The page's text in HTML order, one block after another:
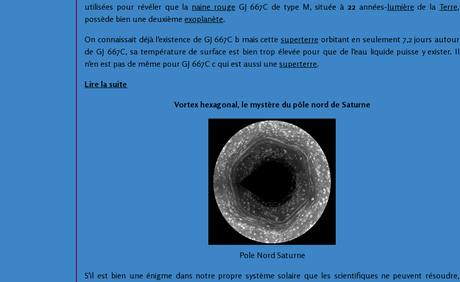
utilisées pour révéler que la naine rouge GJ 667C de type M, située à 22années-lumière de la Terre,
possède bien une deuxièmeexoplanète.
On connaissait déjà l’existence de GJ 667C b mais cette superterre orbitant en seulement 7,2 jours autour
de GJ 667C, sa température de surface est bien trop élevée pour que de l’eau liquide puisse y exister. Il
n’en est pas de même pour GJ 667C c qui est aussi unesuperterre.
Lire la suite
Vortex hexagonal, le mystère du pôle nord de Saturne
Pole Nord Saturne
S'il est bien une énigme dans notre propre système solaire que les scientifiques ne peuvent résoudre,